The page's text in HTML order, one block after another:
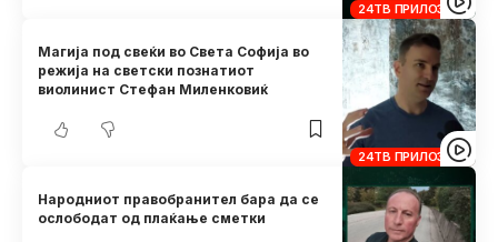
24ТВ ПРИЛОЗИ
24ТВ ПРИЛОЗИ
Магија под свеќи во Света Софија во
режија на светски познатиот
виолинист Стефан Миленковиќ
Народниот правобранител бара да се
ослободат од плаќање сметки